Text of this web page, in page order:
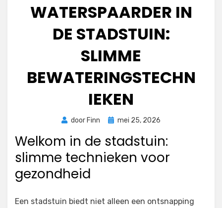
WATERSPAARDER IN
DE STADSTUIN:
SLIMME
BEWATERINGSTECHN
IEKEN
door Finn
Geplaatst
mei 25, 2026
Welkom in de stadstuin:
slimme technieken voor
gezondheid
Een stadstuin biedt niet alleen een ontsnapping